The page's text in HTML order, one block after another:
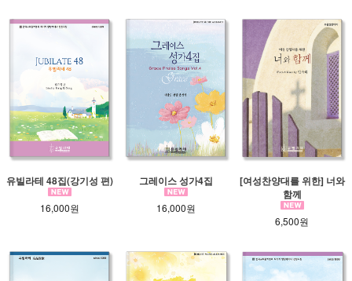
유빌라테 48집(강기성 편)
16,000원
그레이스 성가4집
16,000원
[여성찬양대를 위한] 너와
함께
6,500원